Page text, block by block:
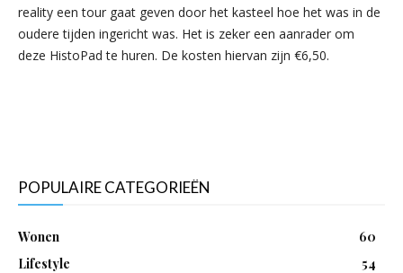
reality een tour gaat geven door het kasteel hoe het was in de
oudere tijden ingericht was. Het is zeker een aanrader om
deze HistoPad te huren. De kosten hiervan zijn €6,50.
POPULAIRE CATEGORIEËN
Wonen
60
Lifestyle
54